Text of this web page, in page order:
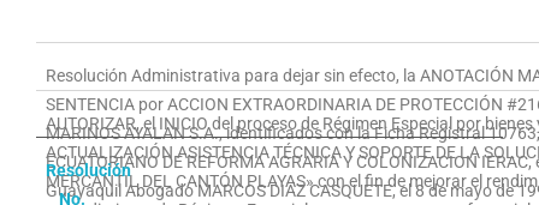
Resolución Administrativa para dejar sin efecto, la ANOTACIÓN
SENTENCIA por ACCION EXTRAORDINARIA DE PROTECCIÓN
MARINOS AYALAN S.A., identificados con la Ficha Registral
ECUATORIANO DE REFORMA AGRARIA Y COLONIZACION
Guayaquil Abogado MARCOS DIAZ CASQUETE, el 8 de mayo de
AUTORIZAR, el INICIO del proceso de Régimen Especial por
ACTUALIZACIÓN ASISTENCIA TÉCNICA Y SOPORTE DE LA
MERCANTIL DEL CANTÓN PLAYAS» con el fin de mejorar el
Resolución
No.